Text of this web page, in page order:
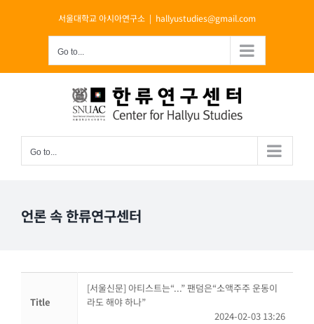
서울대학교 아시아연구소 | hallyustudies@gmail.com
Go to...
Go to...
언론 속 한류연구센터
Title
[서울신문] 아티스트는“...” 팬덤은“소액주주 운동이
라도 해야 하나”
2024-02-03 13:26